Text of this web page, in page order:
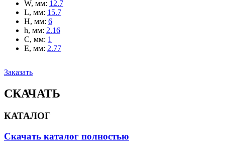
W, мм: 12.7
L, мм: 15.7
H, мм: 6
h, мм: 2.16
C, мм: 1
E, мм: 2.77
Заказать
СКАЧАТЬ
КАТАЛОГ
Скачать каталог полностью